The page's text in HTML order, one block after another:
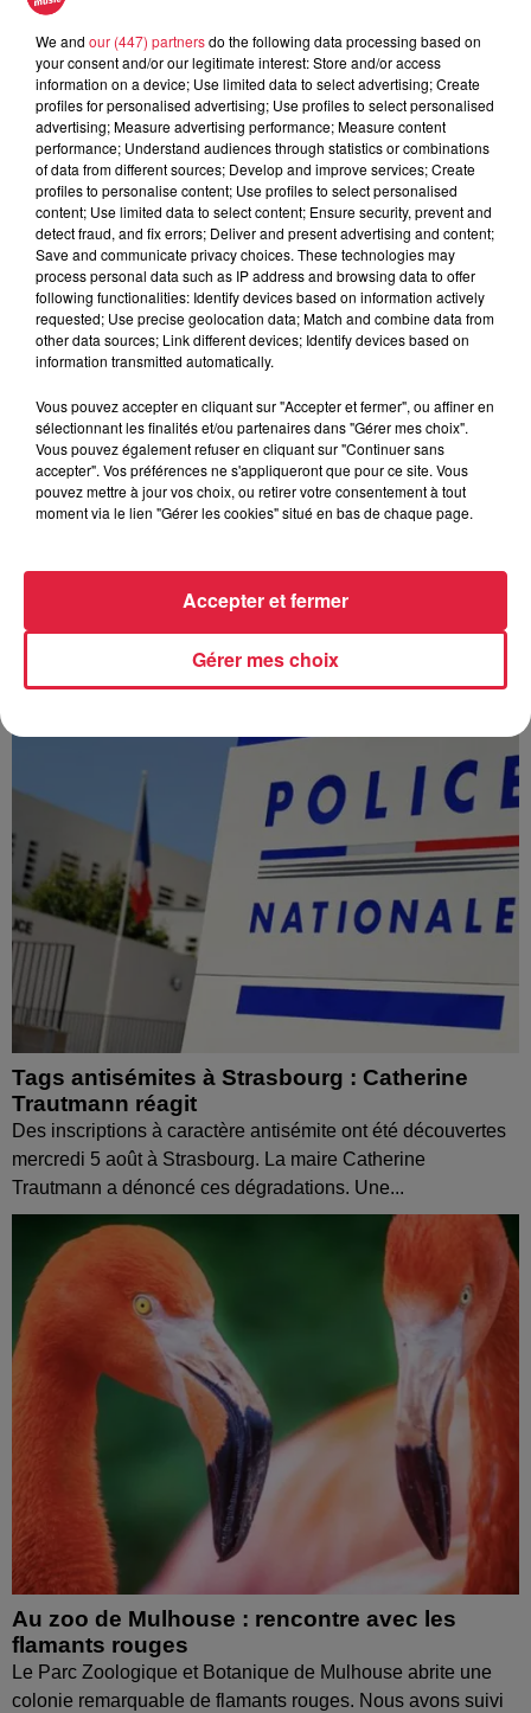
À découvrir également
Depuis plusieurs jours, des habitants de Hoerdt ont vu de
l’eau brune s’écouler de leurs robinets. Face aux
Tags antisémites à Strasbourg : Catherine
Trautmann réagit
Des inscriptions à caractère antisémite ont été découvertes
mercredi 5 août à Strasbourg. La maire Catherine
Trautmann a dénoncé ces dégradations. Une...
Au zoo de Mulhouse : rencontre avec les
flamants rouges
Le Parc Zoologique et Botanique de Mulhouse abrite une
colonie remarquable de flamants rouges. Nous avons suivi
We and our (447) partnersdo the following data processing based on
your consent and/or our legitimate interest: Store and/or access
information on a device; Use limited data to select advertising; Create
profiles for personalised advertising; Use profiles to select personalised
advertising; Measure advertising performance; Measure content
performance; Understand audiences through statistics or combinations
of data from different sources; Develop and improve services; Create
profiles to personalise content; Use profiles to select personalised
content; Use limited data to select content; Ensure security, prevent and
detect fraud, and fix errors; Deliver and present advertising and content;
Save and communicate privacy choices. These technologies may
process personal data such as IP address and browsing data to offer
following functionalities: Identify devices based on information actively
requested; Use precise geolocation data; Match and combine data from
other data sources; Link different devices; Identify devices based on
information transmitted automatically.
Vous pouvez accepter en cliquant sur "Accepter et fermer", ou affiner en
sélectionnant les finalités et/ou partenaires dans "Gérer mes choix".
Vous pouvez également refuser en cliquant sur "Continuer sans
accepter". Vos préférences ne s'appliqueront que pour ce site. Vous
pouvez mettre à jour vos choix, ou retirer votre consentement à tout
moment via le lien "Gérer les cookies" situé en bas de chaque page.
Gérer mes choix
Accepter et fermer